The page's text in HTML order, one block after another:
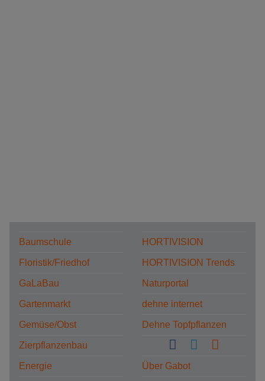
Baumschule
Floristik/Friedhof
GaLaBau
Gartenmarkt
Gemüse/Obst
Zierpflanzenbau
Energie
HORTIVISION
HORTIVISION Trends
Naturportal
dehne internet
Dehne Topfpflanzen
Über Gabot